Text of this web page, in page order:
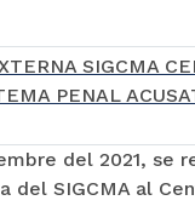
del 2021, se
del SIGCMA al